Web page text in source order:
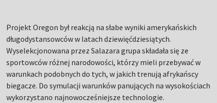
Projekt Oregon był reakcją na słabe wyniki amerykańskich
długodystansowców w latach dziewięćdziesiątych.
Wyselekcjonowana przez Salazara grupa składała się ze
sportowców różnej narodowości, którzy mieli przebywać w
warunkach podobnych do tych, w jakich trenują afrykańscy
biegacze. Do symulacji warunków panujących na wysokościach
wykorzystano najnowocześniejsze technologie.